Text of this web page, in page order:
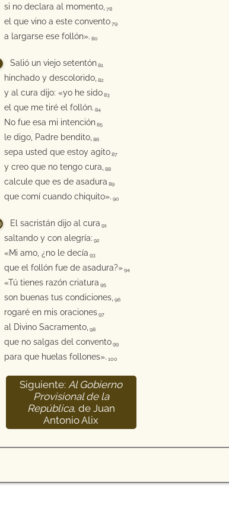
si no declara al momento, 78
el que vino a este convento 79
a largarse ese follón». 80
Salió un viejo setentón 81
hinchado y descolorido, 82
y al cura dijo: «yo he sido 83
el que me tiré el follón. 84
No fue esa mi intención 85
le digo, Padre bendito, 86
sepa usted que estoy agito 87
y creo que no tengo cura, 88
calcule que es de asadura 89
que comí cuando chiquito». 90
El sacristán dijo al cura 91
saltando y con alegría: 92
«Mi amo, ¿no le decía 93
que el follón fue de asadura?» 94
«Tú tienes razón criatura 95
son buenas tus condiciones, 96
rogaré en mis oraciones 97
al Divino Sacramento, 98
que no salgas del convento 99
para que huelas follones». 100
Siguiente: Al Gobierno
Provisional de la
República, de Juan
Antonio Alix